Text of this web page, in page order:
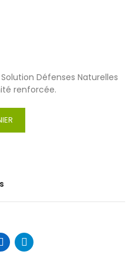
Défenses Naturelles
renforcée.